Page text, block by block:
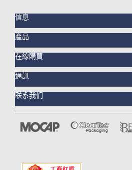
信息
產品
在線購買
通訊
联系我们